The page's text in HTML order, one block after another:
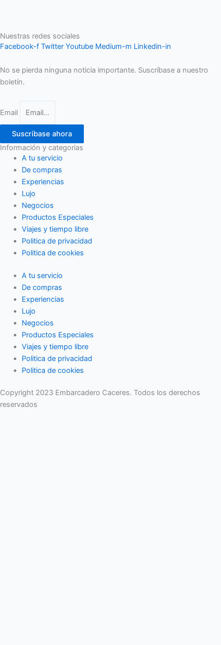
Nuestras redes sociales
Facebook-f Twitter Youtube Medium-m Linkedin-in
No se pierda ninguna noticia importante. Suscríbase a nuestro
boletín.
Email
Suscríbase ahora
Información y categorias
A tu servicio
De compras
Experiencias
Lujo
Negocios
Productos Especiales
Viajes y tiempo libre
Politica de privacidad
Politica de cookies
A tu servicio
De compras
Experiencias
Lujo
Negocios
Productos Especiales
Viajes y tiempo libre
Politica de privacidad
Politica de cookies
Copyright 2023 Embarcadero Caceres. Todos los derechos
reservados